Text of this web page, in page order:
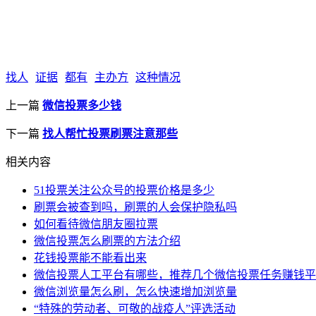
找人 证据 都有 主办方 这种情况
上一篇 微信投票多少钱
下一篇 找人帮忙投票刷票注意那些
相关内容
51投票关注公众号的投票价格是多少
刷票会被查到吗，刷票的人会保护隐私吗
如何看待微信朋友圈拉票
微信投票怎么刷票的方法介绍
花钱投票能不能看出来
微信投票人工平台有哪些，推荐几个微信投票任务赚钱
微信浏览量怎么刷，怎么快速增加浏览量
“特殊的劳动者、可敬的战疫人”评选活动